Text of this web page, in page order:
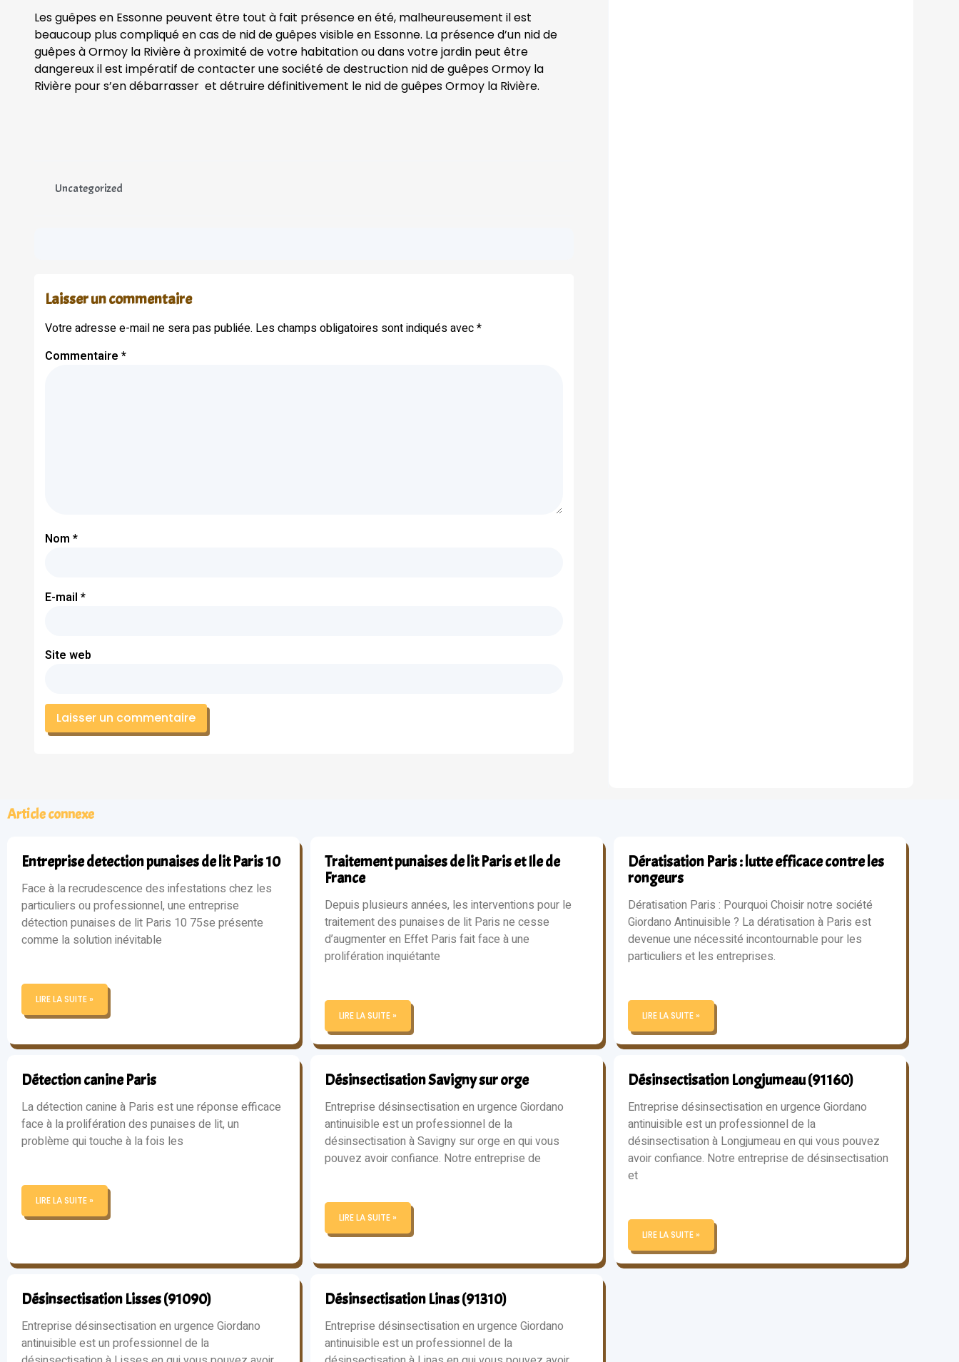
Les guêpes en Essonne peuvent être tout à fait présence en été, malheureusement il est
beaucoup plus compliqué en cas de nid de guêpes visible en Essonne. La présence d’un nid de
guêpes à Ormoy la Rivière à proximité de votre habitation ou dans votre jardin peut être
dangereux il est impératif de contacter une société de destruction nid de guêpes Ormoy la
Rivière pour s’en débarrasser et détruire définitivement le nid de guêpes Ormoy la Rivière.
Uncategorized
Laisser un commentaire
Votre adresse e-mail ne sera pas publiée. Les champs obligatoires sont indiqués avec*
Commentaire *
Nom *
E-mail *
Site web
Article connexe
Entreprise detection punaises de lit Paris 10
Face à la recrudescence des infestations chez les
particuliers ou professionnel, une entreprise
détection punaises de lit Paris 10 75se présente
comme la solution inévitable
LIRE LA SUITE »
Traitement punaises de lit Paris et Ile de
France
Depuis plusieurs années, les interventions pour le
traitement des punaises de lit Paris ne cesse
d’augmenter en Effet Paris fait face à une
prolifération inquiétante
LIRE LA SUITE »
Dératisation Paris : lutte efficace contre les
rongeurs
Dératisation Paris : Pourquoi Choisir notre société
Giordano Antinuisible ? La dératisation à Paris est
devenue une nécessité incontournable pour les
particuliers et les entreprises.
LIRE LA SUITE »
Détection canine Paris
La détection canine à Paris est une réponse efficace
face à la prolifération des punaises de lit, un
problème qui touche à la fois les
LIRE LA SUITE »
Désinsectisation Savigny sur orge
Entreprise désinsectisation en urgence Giordano
antinuisible est un professionnel de la
désinsectisation à Savigny sur orge en qui vous
pouvez avoir confiance. Notre entreprise de
LIRE LA SUITE »
Désinsectisation Longjumeau (91160)
Entreprise désinsectisation en urgence Giordano
antinuisible est un professionnel de la
désinsectisation à Longjumeau en qui vous pouvez
avoir confiance. Notre entreprise de désinsectisation
et
LIRE LA SUITE »
Désinsectisation Lisses (91090)
Entreprise désinsectisation en urgence Giordano
antinuisible est un professionnel de la
Désinsectisation Linas (91310)
Entreprise désinsectisation en urgence Giordano
antinuisible est un professionnel de la